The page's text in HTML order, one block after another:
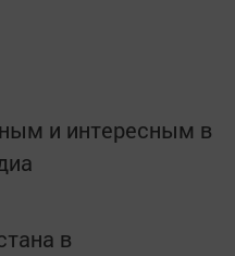
и интересным в
в